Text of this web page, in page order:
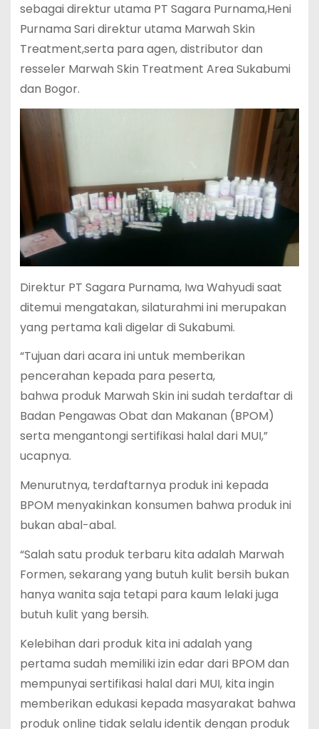
sebagai direktur utama PT Sagara Purnama,Heni
Purnama Sari direktur utama Marwah Skin
Treatment,serta para agen, distributor dan
resseler Marwah Skin Treatment Area Sukabumi
dan Bogor.
Direktur PT Sagara Purnama, Iwa Wahyudi saat
ditemui mengatakan, silaturahmi ini merupakan
yang pertama kali digelar di Sukabumi.
“Tujuan dari acara ini untuk memberikan
pencerahan kepada para peserta,
bahwa produk Marwah Skin ini sudah terdaftar di
Badan Pengawas Obat dan Makanan (BPOM)
serta mengantongi sertifikasi halal dari MUI,”
ucapnya.
Menurutnya, terdaftarnya produk ini kepada
BPOM menyakinkan konsumen bahwa produk ini
bukan abal-abal.
“Salah satu produk terbaru kita adalah Marwah
Formen, sekarang yang butuh kulit bersih bukan
hanya wanita saja tetapi para kaum lelaki juga
butuh kulit yang bersih.
Kelebihan dari produk kita ini adalah yang
pertama sudah memiliki izin edar dari BPOM dan
mempunyai sertifikasi halal dari MUI, kita ingin
memberikan edukasi kepada masyarakat bahwa
produk online tidak selalu identik dengan produk